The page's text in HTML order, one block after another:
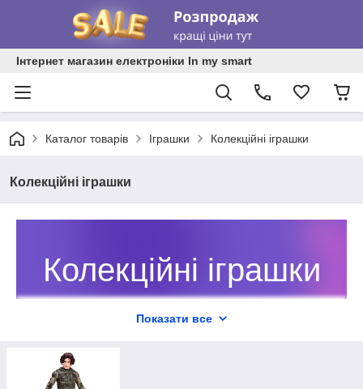
Інтернет магазин електроніки In my smart
Каталог товарів Іграшки Колекційні іграшки
Колекційні іграшки
Колекційні іграшки
Колекційні іграшки для дітей та
унікальний вибір тематичних
аксесуарів з особливим сенсом.
Показати все